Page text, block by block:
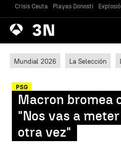
Crisis Ceuta Playas Donosti
Antena
3 Noticias
Mundial 2026 La Selección
PSG
Macron bromea
"Nos vas a
otra vez"